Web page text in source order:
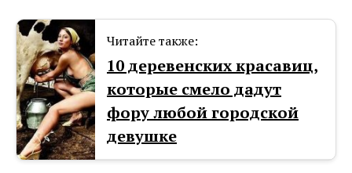
Читайте также:
10 деревенских красавиц,
которые смело дадут
фору любой городской
девушке